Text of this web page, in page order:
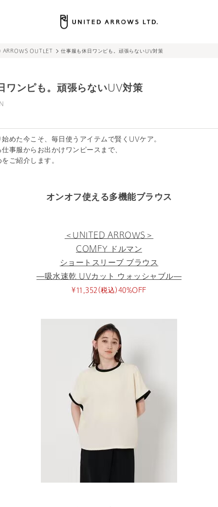
｜ユナイテッドアローズ公式通販 – UNITED ARROWS ONLINE
UA COLUMNS｜ユナイテッドアローズ公式通販 – UNITED ARROWS ONLINE
ARROWS OUTLET UAコラム／UA COLUMNS｜ユナイテッドアローズ公式通販 –
仕事服も休日ワンピも。頑張らないUV対策
ワンピも。頑張らないUV対策
めた今こそ、毎日使うアイテムで賢くUVケア。
事服からお出かけワンピースまで、
ご紹介します。
オンオフ使える多機能ブラウス
＜UNITED ARROWS＞
COMFY ドルマン
ショートスリーブ ブラウス
―吸水速乾 UVカット ウォッシャブル―
¥11,352(税込)40%OFF